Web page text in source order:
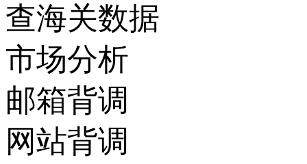
查海关数据
市场分析
邮箱背调
网站背调